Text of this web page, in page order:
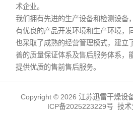
术企业。
我们拥有先进的生产设备和检测设备
有优良的产品开发环境和生产环境，
也采取了成熟的经营管理模式，建立
善的质量保证体系及售后服务体系，
提供优质的售前售后服务。
Copyright © 2026 江苏迅雷干燥设
ICP备2025223229号 技